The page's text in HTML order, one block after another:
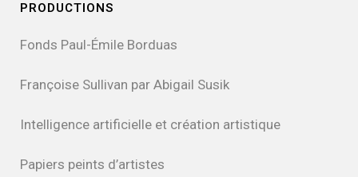
PRODUCTIONS
Fonds Paul-Émile Borduas
Françoise Sullivan par Abigail Susik
Intelligence artificielle et création artistique
Papiers peints d’artistes